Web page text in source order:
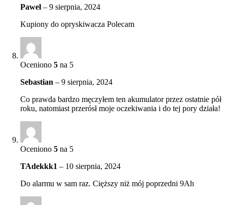
Paweł– 9 sierpnia, 2024
Kupiony do opryskiwacza Polecam
Oceniono 5 na 5
Sebastian – 9 sierpnia, 2024
Co prawda bardzo męczyłem ten akumulator przez ostatnie pół
roku, natomiast przerósł moje oczekiwania i do tej pory działa!
Oceniono 5 na 5
TAdekkk1 – 10 sierpnia, 2024
Do alarmu w sam raz. Cięższy niż mój poprzedni 9Ah